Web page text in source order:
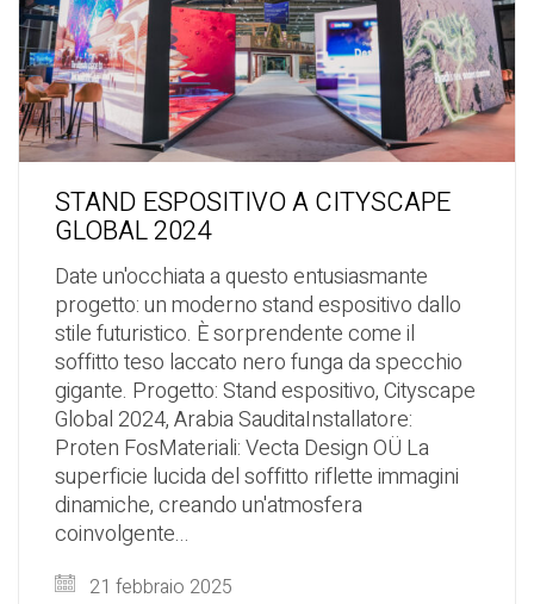
STAND ESPOSITIVO A CITYSCAPE
GLOBAL 2024
Date un'occhiata a questo entusiasmante
progetto: un moderno stand espositivo dallo
stile futuristico. È sorprendente come il
soffitto teso laccato nero funga da specchio
gigante. Progetto: Stand espositivo, Cityscape
Global 2024, Arabia SauditaInstallatore:
Proten FosMateriali: Vecta Design OÜ La
superficie lucida del soffitto riflette immagini
dinamiche, creando un'atmosfera
coinvolgente...
21 febbraio 2025